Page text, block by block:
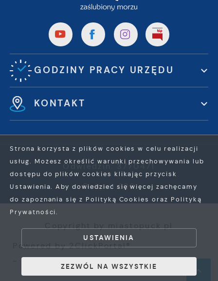
GODZINY PRACY URZĘDU
KONTAKT
Odwiedzin: 3770471
Online: 320
Powered by2ClickPortal®
- Portale nowej generacji
Strona korzysta z plików cookies w celu realizacji
usług. Możesz określić warunki przechowywania lub
dostępu do plików cookies klikając przycisk
Ustawienia. Aby dowiedzieć się więcej zachęcamy
do zapoznania się z Polityką Cookies oraz Polityką
Prywatności.
USTAWIENIA
ZEZWÓL NA WSZYSTKIE
ZEZWÓL NA WSZYSTKIE